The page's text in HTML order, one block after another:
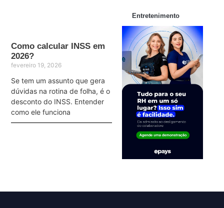
Como calcular INSS em
2026?
fevereiro 19, 2026
Se tem um assunto que gera
dúvidas na rotina de folha, é o
desconto do INSS. Entender
como ele funciona
Entretenimento